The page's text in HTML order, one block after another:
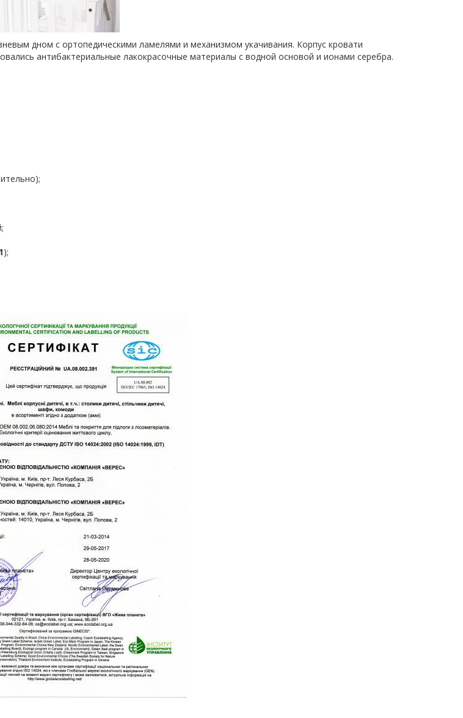
дном с ортопедическими ламелями и механизмом укачивания. Корпус кровати
антибактериальные лакокрасочные материалы с водной основой и ионами серебра.
);